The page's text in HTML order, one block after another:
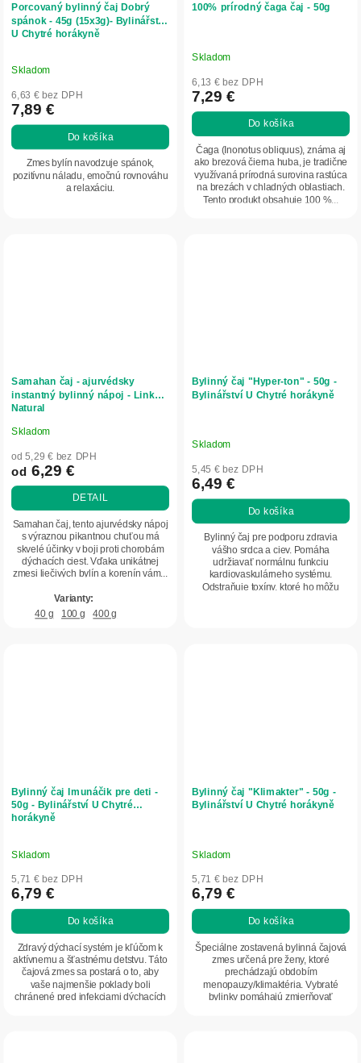
Porcovaný bylinný čaj Dobrý
spánok - 45g (15x3g)- Bylinářství
U Chytré horákyně
Skladom
6,63 € bez DPH
7,89 €
Do košíka
Zmes bylín navodzuje spánok,
pozitívnu náladu, emočnú rovnováhu
a relaxáciu.
100% prírodný čaga čaj - 50g
Priemerné
hodnotenie
produktu
je
5,0
z
5
hviezdičiek.
Skladom
6,13 € bez DPH
7,29 €
Do košíka
Čaga (Inonotus obliquus), známa aj
ako brezová čierna huba, je tradične
využívaná prírodná surovina rastúca
na brezách v chladných oblastiach.
Tento produkt obsahuje 100 %...
Samahan čaj - ajurvédsky
instantný bylinný nápoj - Link
Natural
Priemerné
hodnotenie
produktu
je
z
hviezdičiek.
Skladom
od 5,29 € bez DPH
od 6,29 €
DETAIL
Samahan čaj, tento ajurvédsky nápoj
s výraznou pikantnou chuťou má
skvelé účinky v boji proti chorobám
dýchacích ciest. Vďaka unikátnej
zmesi liečivých bylín a korenín vám...
40 g 100 g 400 g
Bylinný čaj "Hyper-ton" - 50g -
Bylinářství U Chytré horákyně
Skladom
5,45 € bez DPH
6,49 €
Do košíka
Bylinný čaj pre podporu zdravia
vášho srdca a ciev. Pomáha
udržiavať normálnu funkciu
kardiovaskulárneho systému.
Odstraňuje toxíny, ktoré ho môžu
Bylinný čaj Imunáčik pre deti -
50g - Bylinářství U Chytré
horákyně
Skladom
5,71 € bez DPH
6,79 €
Do košíka
Zdravý dýchací systém je kľúčom k
aktívnemu a šťastnému detstvu. Táto
čajová zmes sa postará o to, aby
vaše najmenšie poklady boli
chránené pred infekciami dýchacích
Bylinný čaj "Klimakter" - 50g -
Bylinářství U Chytré horákyně
Skladom
5,71 € bez DPH
6,79 €
Do košíka
Špeciálne zostavená bylinná čajová
zmes určená pre ženy, ktoré
prechádzajú obdobím
menopauzy/klimaktéria. Vybraté
bylinky pomáhajú zmierňovať